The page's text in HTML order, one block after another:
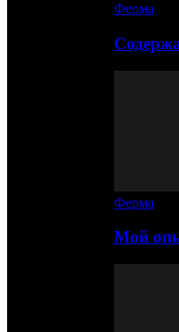
Ферма
Ферма
Мой